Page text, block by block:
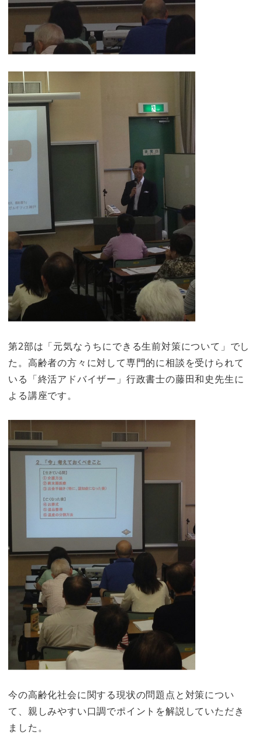
第2部は「元気なうちにできる生前対策について」でし
た。高齢者の方々に対して専門的に相談を受けられて
いる「終活アドバイザー」行政書士の藤田和史先生に
よる講座です。
今の高齢化社会に関する現状の問題点と対策につい
て、親しみやすい口調でポイントを解説していただき
ました。